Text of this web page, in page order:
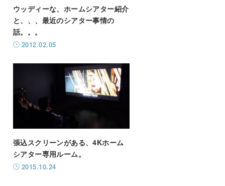
ウッディーな、ホームシアター紹介
と、、、最近のシアター事情の
話。。。
2012.02.05
張込スクリーンがある、4Kホーム
シアター専用ルーム。
2015.10.24